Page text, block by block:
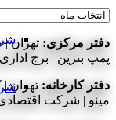
بایگانی‌ها
دفتر مرکزی: تهران
پمپ بنزین | برج
دفتر کارخانه:
مینو | شرکت